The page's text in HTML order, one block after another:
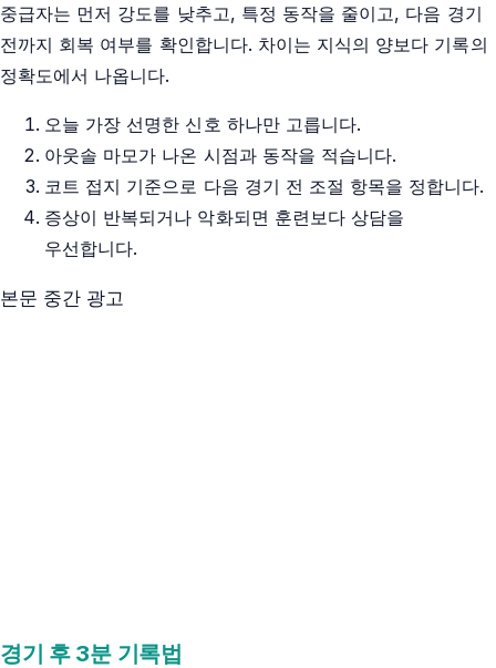
중급자는 먼저 강도를 낮추고, 특정 동작을 줄이고, 다음 경기
전까지 회복 여부를 확인합니다. 차이는 지식의 양보다 기록의
정확도에서 나옵니다.
오늘 가장 선명한 신호 하나만 고릅니다.
아웃솔 마모가 나온 시점과 동작을 적습니다.
코트 접지 기준으로 다음 경기 전 조절 항목을 정합니다.
증상이 반복되거나 악화되면 훈련보다 상담을
우선합니다.
본문 중간 광고
경기 후 3분 기록법